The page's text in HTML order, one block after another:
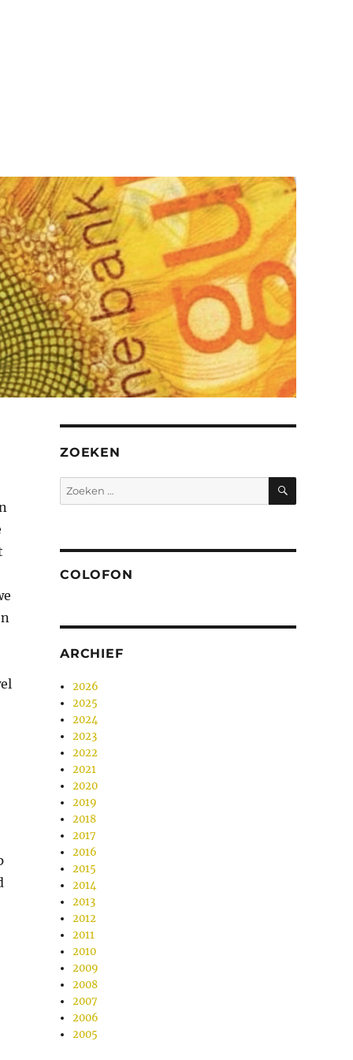
ZOEKEN
Zoeken
naar:
ZOEKEN
COLOFON
ARCHIEF
2026
2025
2024
2023
2022
2021
2020
2019
2018
2017
2016
2015
2014
2013
2012
2011
2010
2009
2008
2007
2006
2005